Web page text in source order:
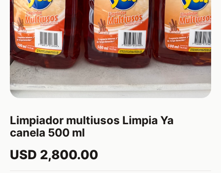
Limpiador multiusos Limpia Ya
canela 500 ml
USD 2,800.00